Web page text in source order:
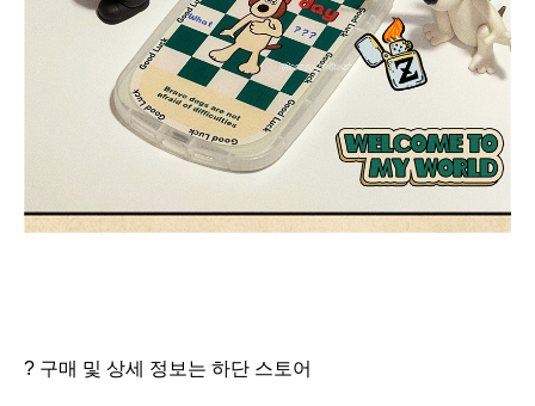
? 구매 및 상세 정보는 하단 스토어